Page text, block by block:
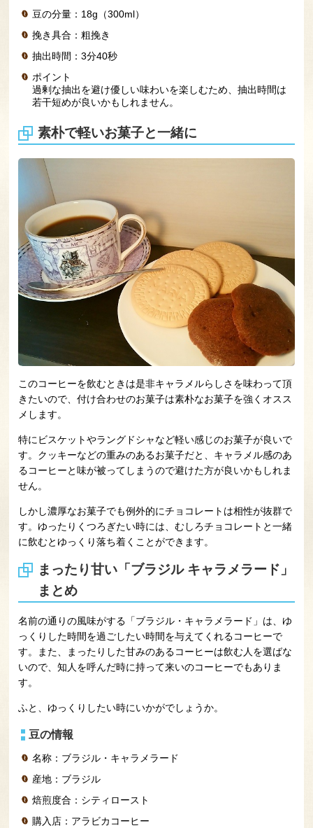
豆の分量：18g（300ml）
挽き具合：粗挽き
抽出時間：3分40秒
ポイント
過剰な抽出を避け優しい味わいを楽しむため、抽出時間は
若干短めが良いかもしれません。
素朴で軽いお菓子と一緒に
このコーヒーを飲むときは是非キャラメルらしさを味わって頂
きたいので、付け合わせのお菓子は素朴なお菓子を強くオスス
メします。
特にビスケットやラングドシャなど軽い感じのお菓子が良いで
す。クッキーなどの重みのあるお菓子だと、キャラメル感のあ
るコーヒーと味が被ってしまうので避けた方が良いかもしれま
せん。
しかし濃厚なお菓子でも例外的にチョコレートは相性が抜群で
す。ゆったりくつろぎたい時には、むしろチョコレートと一緒
に飲むとゆっくり落ち着くことができます。
まったり甘い「ブラジル キャラメラード」
まとめ
名前の通りの風味がする「ブラジル・キャラメラード」は、ゆ
っくりした時間を過ごしたい時間を与えてくれるコーヒーで
す。また、まったりした甘みのあるコーヒーは飲む人を選ばな
いので、知人を呼んだ時に持って来いのコーヒーでもありま
す。
ふと、ゆっくりしたい時にいかがでしょうか。
豆の情報
名称：ブラジル・キャラメラード
産地：ブラジル
焙煎度合：シティロースト
購入店：アラビカコーヒー